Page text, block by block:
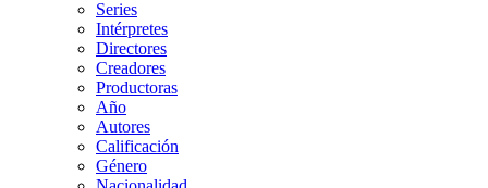
Series
Intérpretes
Directores
Creadores
Productoras
Año
Autores
Calificación
Género